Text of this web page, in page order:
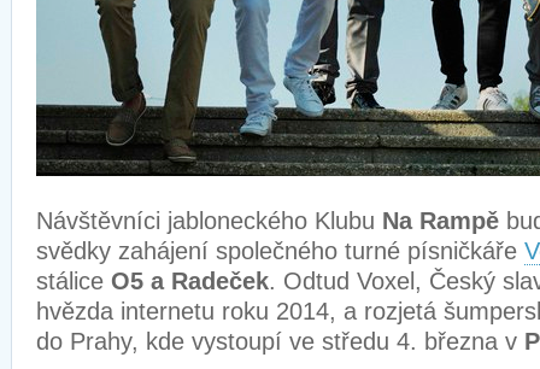
Návštěvníci jabloneckého Klubu Na Rampě
svědky zahájení společného turné písničkáře
stálice O5 a Radeček. Odtud Voxel, Český
hvězda internetu roku 2014, a rozjetá
do Prahy, kde vystoupí ve středu 4. března v